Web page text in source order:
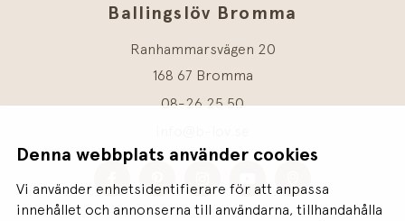
Denna webbplats använder cookies
Vi använder enhetsidentifierare för att anpassa
innehållet och annonserna till användarna, tillhandahålla
Ballingslöv Bromma
Ranhammarsvägen 20
168 67 Bromma
08-26 25 50